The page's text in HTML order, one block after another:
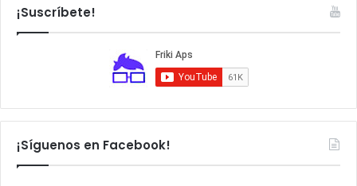
¡Suscríbete!
¡Síguenos en Facebook!